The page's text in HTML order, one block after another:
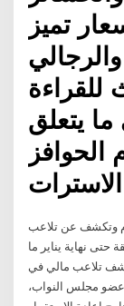
تميز
للقراءة
ما يتعلق
الحوافز
وتكشف عن تلاعب
نهاية يناير ما
يكشف تلاعب مالي في
عضو مجلس النواب،